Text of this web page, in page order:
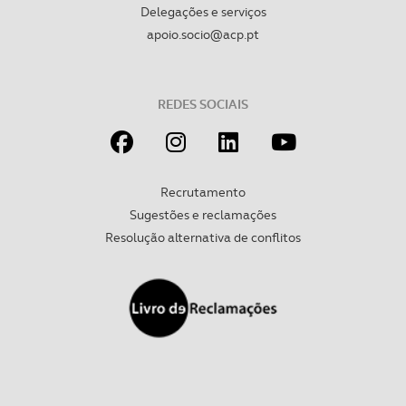
Realçamos que o bloqueio de certo tipo de Cookies e
Consulte a política de cookies do site.
Delegações e serviços
apoio.socio@acp.pt
REDES SOCIAIS
Recrutamento
Sugestões e reclamações
Resolução alternativa de conflitos